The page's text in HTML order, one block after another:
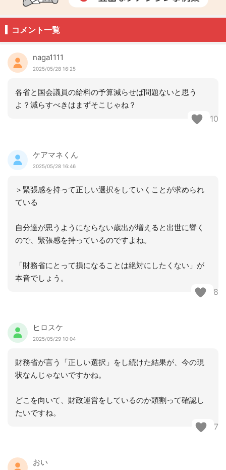
コメント一覧
naga1111
2025/05/28 16:25
各省と国会議員の給料の予算減らせば問題ないと思う
よ？減らすべきはまずそこじゃね？
10
ケアマネくん
2025/05/28 16:46
＞緊張感を持って正しい選択をしていくことが求められ
ている
自分達が思うようにならない歳出が増えると出世に響く
ので、緊張感を持っているのですよね。
「財務省にとって損になることは絶対にしたくない」が
本音でしょう。
8
ヒロスケ
2025/05/29 10:04
財務省が言う「正しい選択」をし続けた結果が、今の現
状なんじゃないですかね。
どこを向いて、財政運営をしているのか頭割って確認し
たいですね。
7
おい